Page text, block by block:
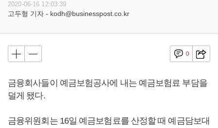
2020-06-16 12:03:39
고두형 기자 - kodh@businesspost.co.kr
0
금융회사들이 예금보험공사에 내는 예금보험료 부담을
덜게 됐다.
금융위원회는 16일 예금보험료를 산정할 때 예금담보대